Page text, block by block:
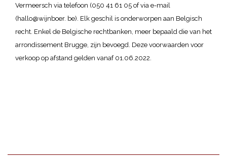
Vermeersch via telefoon (050 41 61 05 of via e-mail
(hallo@wijnboer. be). Elk geschil is onderworpen aan Belgisch
recht. Enkel de Belgische rechtbanken, meer bepaald die van het
arrondissement Brugge, zijn bevoegd. Deze voorwaarden voor
verkoop op afstand gelden vanaf 01.06.2022.